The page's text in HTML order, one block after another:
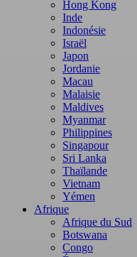
Hong Kong
Inde
Indonésie
Israël
Japon
Jordanie
Macau
Malaisie
Maldives
Myanmar
Philippines
Singapour
Sri Lanka
Thaïlande
Vietnam
Yémen
Afrique
Afrique du Sud
Botswana
Congo